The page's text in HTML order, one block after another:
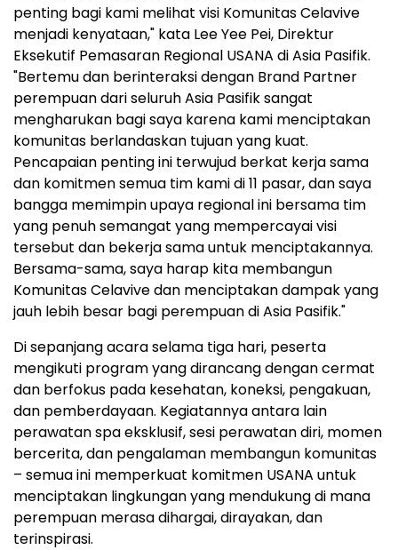
penting bagi kami melihat visi Komunitas Celavive
menjadi kenyataan," kata Lee Yee Pei, Direktur
Eksekutif Pemasaran Regional USANA di Asia Pasifik.
"Bertemu dan berinteraksi dengan Brand Partner
perempuan dari seluruh Asia Pasifik sangat
mengharukan bagi saya karena kami menciptakan
komunitas berlandaskan tujuan yang kuat.
Pencapaian penting ini terwujud berkat kerja sama
dan komitmen semua tim kami di 11 pasar, dan saya
bangga memimpin upaya regional ini bersama tim
yang penuh semangat yang mempercayai visi
tersebut dan bekerja sama untuk menciptakannya.
Bersama-sama, saya harap kita membangun
Komunitas Celavive dan menciptakan dampak yang
jauh lebih besar bagi perempuan di Asia Pasifik."
Di sepanjang acara selama tiga hari, peserta
mengikuti program yang dirancang dengan cermat
dan berfokus pada kesehatan, koneksi, pengakuan,
dan pemberdayaan. Kegiatannya antara lain
perawatan spa eksklusif, sesi perawatan diri, momen
bercerita, dan pengalaman membangun komunitas
– semua ini memperkuat komitmen USANA untuk
menciptakan lingkungan yang mendukung di mana
perempuan merasa dihargai, dirayakan, dan
terinspirasi.